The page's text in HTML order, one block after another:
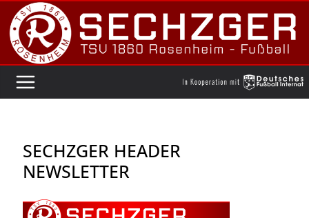
Zum
Inhalt
springen
SECHZGER HEADER
NEWSLETTER